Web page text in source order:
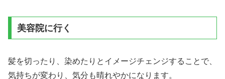
美容院に行く
髪を切ったり、染めたりとイメージチェンジすることで、
気持ちが変わり、気分も晴れやかになります。